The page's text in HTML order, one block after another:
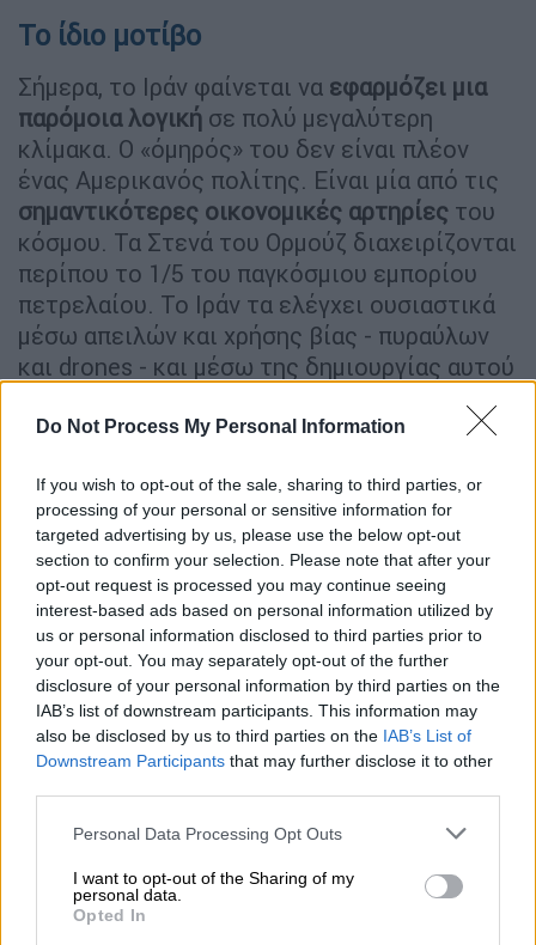
Do Not Process My Personal Information
If you wish to opt-out of the sale, sharing to third parties, or
processing of your personal or sensitive information for
targeted advertising by us, please use the below opt-out
section to confirm your selection. Please note that after your
opt-out request is processed you may continue seeing
interest-based ads based on personal information utilized by
us or personal information disclosed to third parties prior to
your opt-out. You may separately opt-out of the further
disclosure of your personal information by third parties on the
IAB’s list of downstream participants. This information may
also be disclosed by us to third parties on the IAB’s List of
Downstream Participants that may further disclose it to other
Please note that this website/app uses one or more Google
not limited to your visit or usage behaviour. You may click to
grant or deny consent to Google and its third-party tags to
use your data for below specified purposes in below Google
Personal Data Processing Opt Outs
I want to opt-out of the Sharing of my
personal data.
Opted In
Το ίδιο μοτίβο
Σήμερα, το Ιράν φαίνεται να εφαρμόζει μια
παρόμοια λογική σε πολύ μεγαλύτερη
κλίμακα. Ο «όμηρός» του δεν είναι πλέον
ένας Αμερικανός πολίτης. Είναι μία από τις
σημαντικότερες οικονομικές αρτηρίες του
κόσμου. Τα Στενά του Ορμούζ διαχειρίζονται
περίπου το 1/5 του παγκόσμιου εμπορίου
πετρελαίου. Το Ιράν τα ελέγχει ουσιαστικά
μέσω απειλών και χρήσης βίας - πυραύλων
και drones - και μέσω της δημιουργίας αυτού
ρύθμιση της διέλευσηςμέσα και έξω από
Για το Ιράν,αυτό είναι κατοχή . Τώρα έχει
κάτι που οι ΗΠΑ (και στην πραγματικότητα ο
υπόλοιπος κόσμος) θέλουν. Καιδεν
πρόκειται να το παραδώσειεκτός αν και έως
ότου η Αμερική πληρώσει ένα υπέρογκο
τίμημα. Στα μάτια της Τεχεράνης, τα Στενά
έχουν γίνειο πιο πολύτιμος όμηροςπου είχε
ποτέ στην κατοχή της. Όλα αυτά
επιβεβαιώθηκαν σε συνέντευξη του Μοχσέν
Ρεζαΐ, στρατιωτικού συμβούλου του νέου
ανώτατου ηγέτη του Ιράν, στο
συνέντευξη «μου προκάλεσε ανατριχίλα
μου θύμισε τις συναντήσεις μου με
Ιρανούς αξιωματούχους ασφαλείας